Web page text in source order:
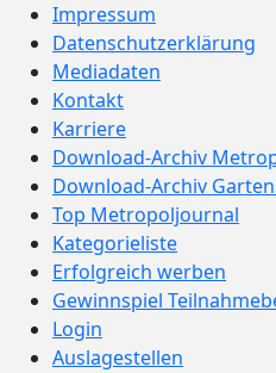
Impressum
Datenschutzerklärung
Mediadaten
Kontakt
Karriere
Download-Archiv
Download-Archiv
Top Metropoljournal
Kategorieliste
Erfolgreich werben
Gewinnspiel
Login
Auslagestellen